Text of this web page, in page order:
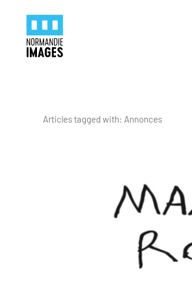
Skip to main content
Articles tagged with: Annonces